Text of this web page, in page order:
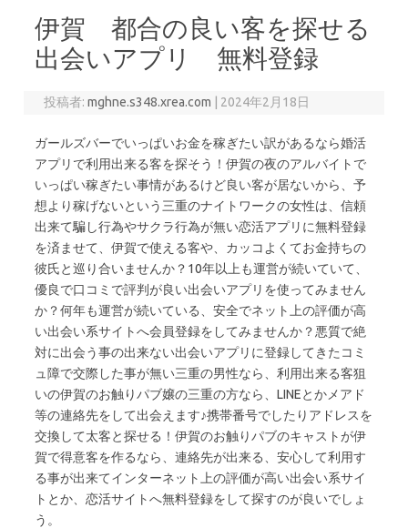
伊賀 都合の良い客を探せる
出会いアプリ 無料登録
投稿者:mghne.s348.xrea.com 2024年2月18日
ガールズバーでいっぱいお金を稼ぎたい訳があるなら婚活
アプリで利用出来る客を探そう！伊賀の夜のアルバイトで
いっぱい稼ぎたい事情があるけど良い客が居ないから、予
想より稼げないという三重のナイトワークの女性は、信頼
出来て騙し行為やサクラ行為が無い恋活アプリに無料登録
を済ませて、伊賀で使える客や、カッコよくてお金持ちの
彼氏と巡り合いませんか？10年以上も運営が続いていて、
優良で口コミで評判が良い出会いアプリを使ってみません
か？何年も運営が続いている、安全でネット上の評価が高
い出会い系サイトへ会員登録をしてみませんか？悪質で絶
対に出会う事の出来ない出会いアプリに登録してきたコミ
ュ障で交際した事が無い三重の男性なら、利用出来る客狙
いの伊賀のお触りパブ嬢の三重の方なら、LINEとかメアド
等の連絡先をして出会えます♪携帯番号でしたりアドレスを
交換して太客と探せる！伊賀のお触りパブのキャストが伊
賀で得意客を作るなら、連絡先が出来る、安心して利用す
る事が出来てインターネット上の評価が高い出会い系サイ
トとか、恋活サイトへ無料登録をして探すのが良いでしょ
う。